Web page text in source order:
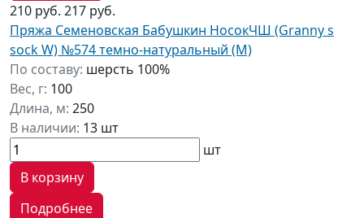
210 руб. 217 руб.
Пряжа Семеновская Бабушкин НосокЧШ (Granny s
sock W) №574 темно-натуральный (М)
По составу: шерсть 100%
Вес, г: 100
Длина, м: 250
В наличии: 13 шт
шт
В корзину
Подробнее